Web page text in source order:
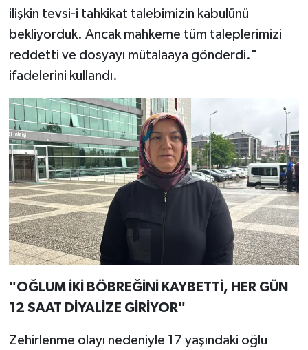
ilişkin tevsi-i tahkikat talebimizin kabulünü
bekliyorduk. Ancak mahkeme tüm taleplerimizi
reddetti ve dosyayı mütalaaya gönderdi."
ifadelerini kullandı.
"OĞLUM İKİ BÖBREĞİNİ KAYBETTİ, HER GÜN
12 SAAT DİYALİZE GİRİYOR"
Zehirlenme olayı nedeniyle 17 yaşındaki oğlu